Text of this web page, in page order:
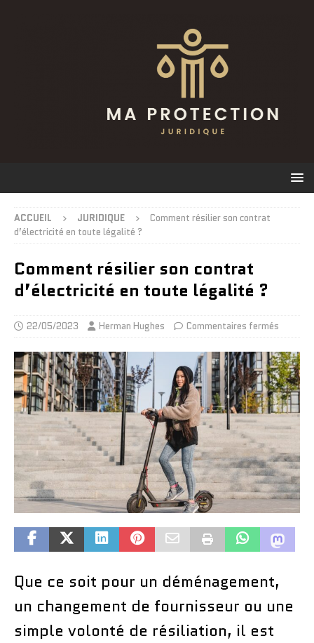
ACCUEIL JURIDIQUE
Comment résilier son contrat
d’électricité en toute légalité ?
Comment résilier son contrat
d’électricité en toute légalité ?
22/05/2023 Herman Hughes Commentaires fermés
Que ce soit pour un déménagement,
un changement de fournisseur ou une
simple volonté de résiliation, il est